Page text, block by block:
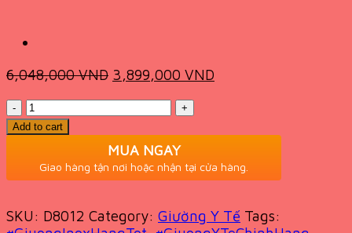
6,048,000VND Original
3,899,000 VND
Quantity
Add to cart
MUA NGAY
Giao hàng tận nơi hoặc nhận tại cửa hàng.
SKU: D8012 Category: Giường Y Tế Tags: